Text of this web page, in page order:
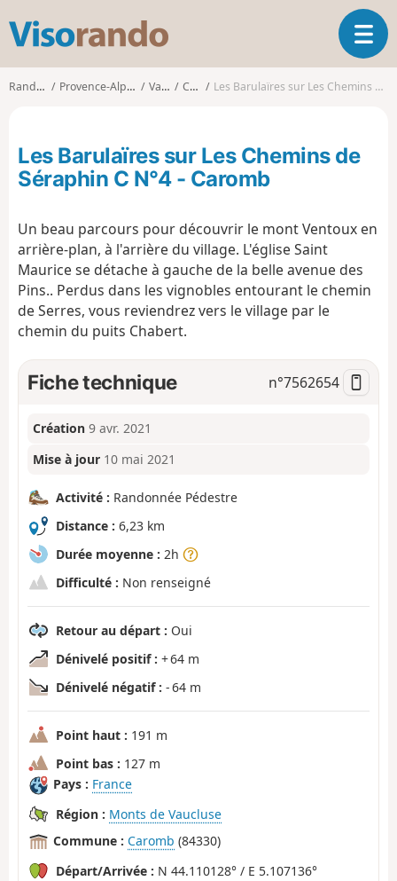
s
d
o
O
u
v
a
n
Randonnées Provence-Alpes-Côte d'Azur Vaucluse Caromb Les Barulaïres sur Les Chemins de Séraphin C N°4 - Caromb
Les Barulaïres sur Les Chemins de
Séraphin C N°4 - Caromb
Un beau parcours pour découvrir le mont Ventoux en
arrière-plan, à l'arrière du village. L'église Saint
Maurice se détache à gauche de la belle avenue des
Pins.. Perdus dans les vignobles entourant le chemin
de Serres, vous reviendrez vers le village par le
chemin du puits Chabert.
Fiche technique n°7562654
Création 9 avr. 2021
Mise à jour 10 mai 2021
Activité : Randonnée Pédestre
Distance : 6,23 km
Durée moyenne : 2h
Difficulté : Non renseigné
Retour au départ : Oui
Dénivelé positif : + 64 m
Dénivelé négatif : - 64 m
Point haut : 191 m
Point bas : 127 m
Pays : France
Région : Monts de Vaucluse
Commune : Caromb (84330)
Départ/Arrivée : N 44.110128° / E 5.107136°